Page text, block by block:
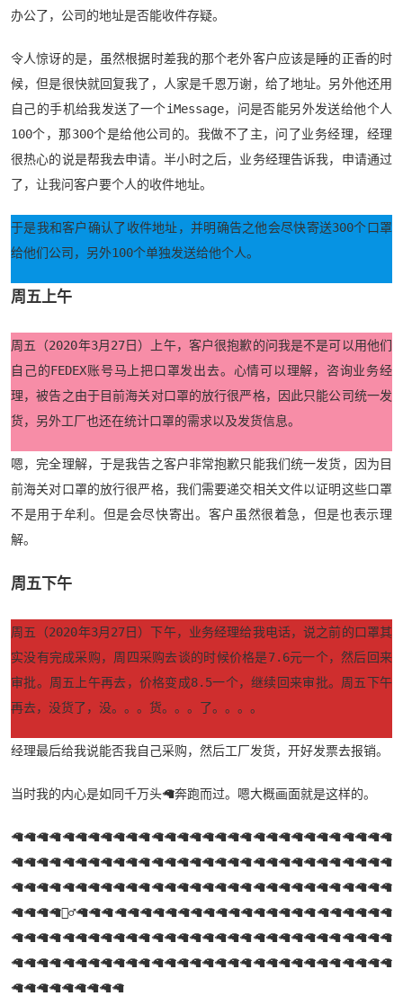
办公了，公司的地址是否能收件存疑。
令人惊讶的是，虽然根据时差我的那个老外客户应该是睡的正香的时
候，但是很快就回复我了，人家是千恩万谢，给了地址。另外他还用
自己的手机给我发送了一个iMessage，问是否能另外发送给他个人
100个，那300个是给他公司的。我做不了主，问了业务经理，经理
很热心的说是帮我去申请。半小时之后，业务经理告诉我，申请通过
了，让我问客户要个人的收件地址。
于是我和客户确认了收件地址，并明确告之他会尽快寄送300个口罩
给他们公司，另外100个单独发送给他个人。
周五上午
周五（2020年3月27日）上午，客户很抱歉的问我是不是可以用他们
自己的FEDEX账号马上把口罩发出去。心情可以理解，咨询业务经
理，被告之由于目前海关对口罩的放行很严格，因此只能公司统一发
货，另外工厂也还在统计口罩的需求以及发货信息。
嗯，完全理解，于是我告之客户非常抱歉只能我们统一发货，因为目
前海关对口罩的放行很严格，我们需要递交相关文件以证明这些口罩
不是用于牟利。但是会尽快寄出。客户虽然很着急，但是也表示理
解。
周五下午
周五（2020年3月27日）下午，业务经理给我电话，说之前的口罩其
实没有完成采购，周四采购去谈的时候价格是7.6元一个，然后回来
审批。周五上午再去，价格变成8.5一个，继续回来审批。周五下午
再去，没货了，没。。。货。。。了。。。。
经理最后给我说能否我自己采购，然后工厂发货，开好发票去报销。
当时我的内心是如同千万头🦙奔跑而过。嗯大概画面就是这样的。
🦙🦙🦙🦙🦙🦙🦙🦙🦙🦙🦙🦙🦙🦙🦙🦙🦙🦙🦙🦙🦙🦙🦙🦙🦙🦙🦙🦙🦙🦙
🦙🦙🦙🦙🦙🦙🦙🦙🦙🦙🦙🦙🦙🦙🦙🦙🦙🦙🦙🦙🦙🦙🦙🦙🦙🦙🦙🦙🦙🦙
🦙🦙🦙🦙🦙🦙🦙🦙🦙🦙🦙🦙🦙🦙🦙🦙🦙🦙🦙🦙🦙🦙🦙🦙🦙🦙🦙🦙🦙🦙
🦙🦙🦙🦙🙎‍♂️🦙🦙🦙🦙🦙🦙🦙🦙🦙🦙🦙🦙🦙🦙🦙🦙🦙🦙🦙🦙🦙🦙🦙🦙🦙
🦙🦙🦙🦙🦙🦙🦙🦙🦙🦙🦙🦙🦙🦙🦙🦙🦙🦙🦙🦙🦙🦙🦙🦙🦙🦙🦙🦙🦙🦙
🦙🦙🦙🦙🦙🦙🦙🦙🦙🦙🦙🦙🦙🦙🦙🦙🦙🦙🦙🦙🦙🦙🦙🦙🦙🦙🦙🦙🦙🦙
🦙🦙🦙🦙🦙🦙🦙🦙🦙